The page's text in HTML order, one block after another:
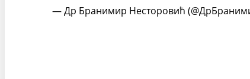
— Др Бранимир Несторовић